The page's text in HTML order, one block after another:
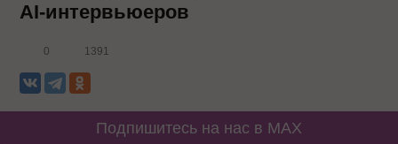
AI-интервьюеров
0 1391
Подпишитесь на нас в MAX